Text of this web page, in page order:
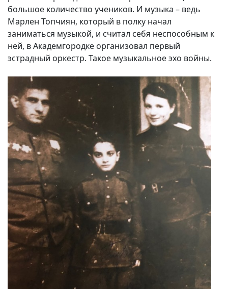
большое количество учеников. И музыка – ведь
Марлен Топчиян, который в полку начал
заниматься музыкой, и считал себя неспособным к
ней, в Академгородке организовал первый
эстрадный оркестр. Такое музыкальное эхо войны.